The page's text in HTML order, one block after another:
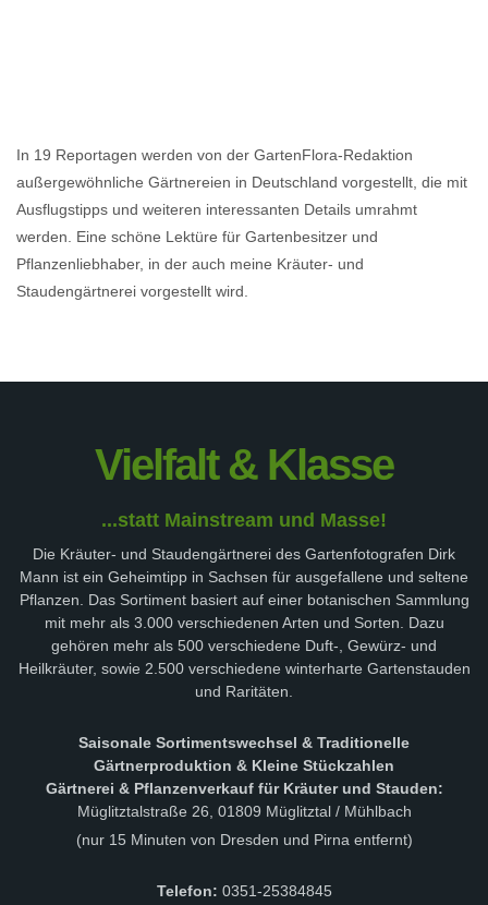
In 19 Reportagen werden von der GartenFlora-Redaktion
außergewöhnliche Gärtnereien in Deutschland vorgestellt, die mit
Ausflugstipps und weiteren interessanten Details umrahmt
werden. Eine schöne Lektüre für Gartenbesitzer und
Pflanzenliebhaber, in der auch meine Kräuter- und
Staudengärtnerei vorgestellt wird.
Vielfalt & Klasse
...statt Mainstream und Masse!
Die Kräuter- und Staudengärtnerei des Gartenfotografen Dirk
Mann ist ein Geheimtipp in Sachsen für ausgefallene und seltene
Pflanzen. Das Sortiment basiert auf einer botanischen Sammlung
mit mehr als 3.000 verschiedenen Arten und Sorten. Dazu
gehören mehr als 500 verschiedene Duft-, Gewürz- und
Heilkräuter, sowie 2.500 verschiedene winterharte Gartenstauden
und Raritäten.
Saisonale Sortimentswechsel & Traditionelle
Gärtnerproduktion & Kleine Stückzahlen
Gärtnerei & Pflanzenverkauf für Kräuter und Stauden:
Müglitztalstraße 26, 01809 Müglitztal / Mühlbach
(nur 15 Minuten von Dresden und Pirna entfernt)
Telefon: 0351-25384845